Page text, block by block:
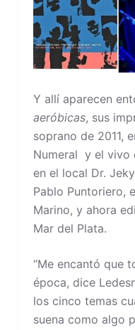
Y allí aparecen
aeróbicas, sus
soprano de 2011,
Numeral y el vivo
en el local Dr.
Pablo Puntoriero,
Marino, y ahora
Mar del Plata.
“Me encantó que
época, dice
los cinco temas
suena como algo